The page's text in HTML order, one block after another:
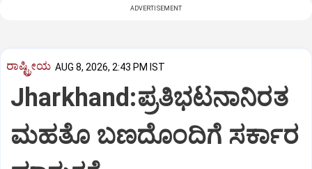
ADVERTISEMENT
ರಾಷ್ಟ್ರೀಯ AUG 8, 2026, 2:43 PM IST
Jharkhand:ಪ್ರತಿಭಟನಾನಿರತ
ಮಹತೊ ಬಣದೊಂದಿಗೆ ಸರ್ಕಾರ